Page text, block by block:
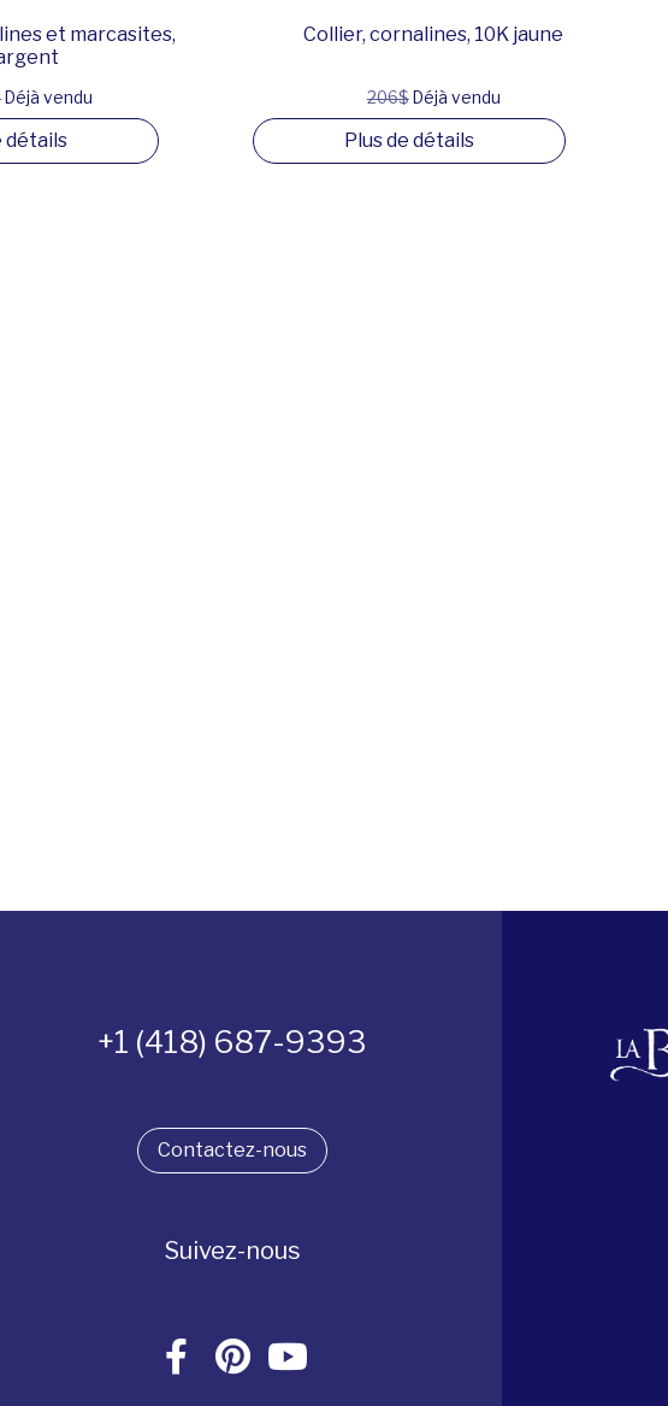
et marcasites,
Déjà vendu
détails
Collier, cornalines, 10K jaune
206$Déjà vendu
Plus de détails
+1 (418) 687-9393
Contactez-nous
Suivez-nous